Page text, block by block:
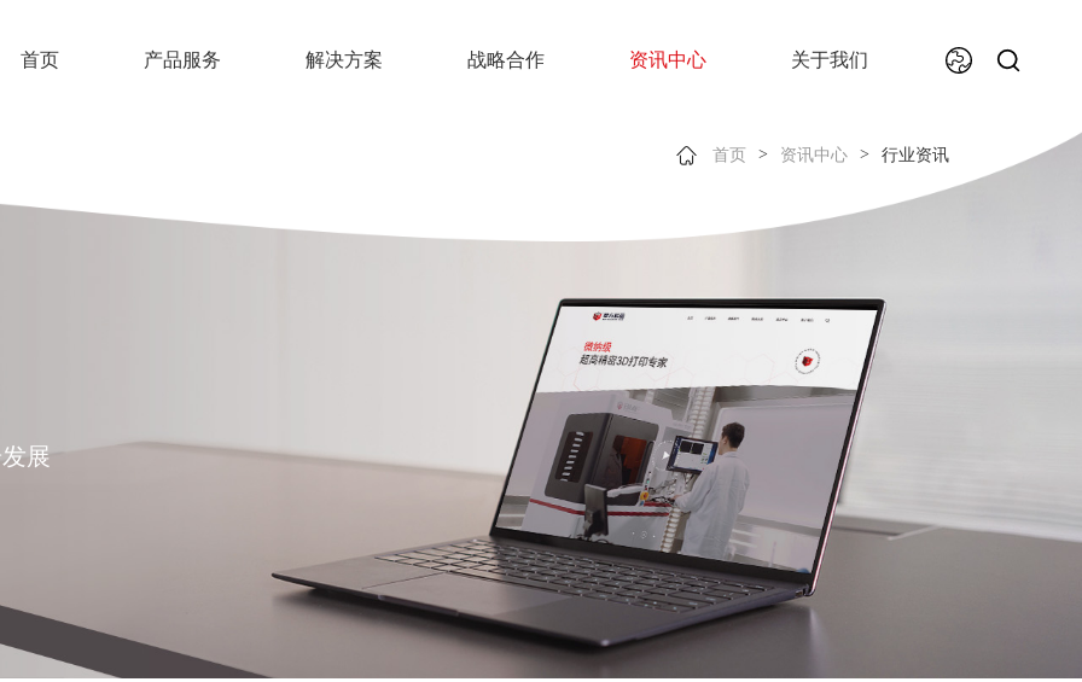
首页 产品服务 解决方案 战略合作 资讯中心 关于我们
首页 > 资讯中心 > 行业资讯
展